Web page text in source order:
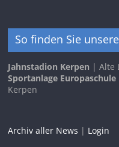
So finden Sie
Jahnstadion Kerpen | Alte
Sportanlage Europaschule
Kerpen
Archiv aller News | Login